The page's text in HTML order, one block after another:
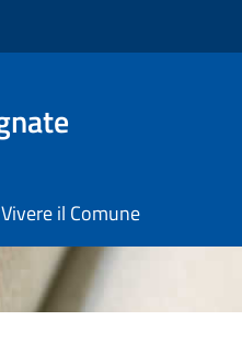
Vivere il Comune